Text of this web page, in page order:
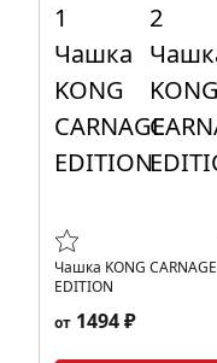
Чашка KONG CARNAGE
EDITION
от 1494 ₽